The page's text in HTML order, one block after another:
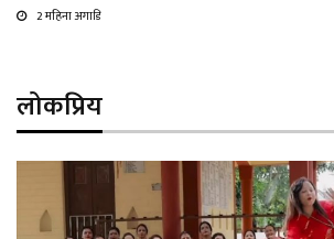
2 महिना अगाडि
लोकप्रिय